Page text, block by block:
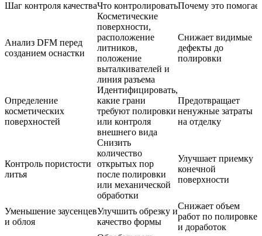
Шаг контроля качестваЧто контролироватьПочему это
Анализ DFM перед
созданием оснастки
Косметические
поверхности,
расположение
литников,
положение
выталкивателей и
линия разъема
Снижает видимые
дефекты до
полировки
Определение
косметических
поверхностей
Идентифицировать,
какие грани
требуют полировки
или контроля
внешнего вида
Предотвращает
ненужные затраты
на отделку
Контроль пористости
литья
Снизить
количество
открытых пор
после полировки
или механической
обработки
Улучшает приемку
конечной
поверхности
Уменьшение заусенцев
и облоя
Улучшить обрезку и
качество формы
Снижает объем
работ по полировке
и доработок